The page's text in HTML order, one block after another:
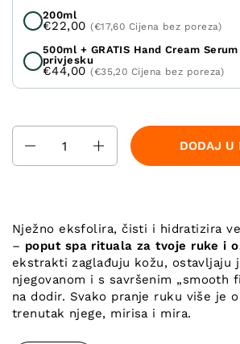
200ml
€22,00(€17,60 Cijena bez poreza)
500ml + GRATIS Hand Cream
privjesku
€44,00(€35,20 Cijena bez poreza)
DODAJ U
Nježno eksfolira, čisti i hidratizira
– poput spa rituala za tvoje ruke i
ekstrakti zaglađuju kožu, ostavljaju
njegovanom i s savršenim „smooth
na dodir. Svako pranje ruku više je
trenutak njege, mirisa i mira.